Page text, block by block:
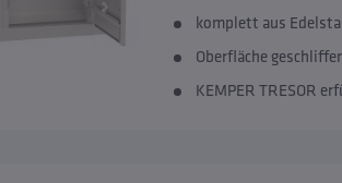
komplett aus
Oberfläche
KEMPER TRESOR